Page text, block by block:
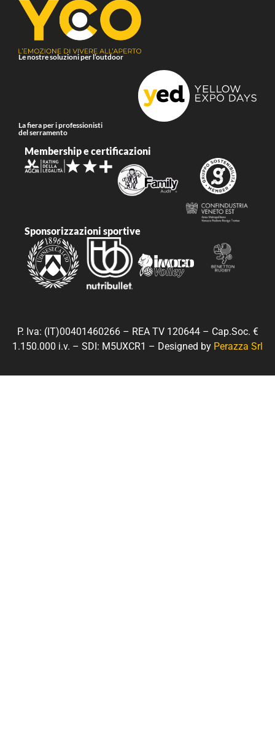
Le nostre soluzioni per l’outdoor
La fiera per i professionisti
del serramento
Membership e certificazioni
Sponsorizzazioni sportive
P. Iva: (IT)00401460266 – REA TV 120644 – Cap.Soc. €
1.150.000 i.v. – SDI: M5UXCR1 – Designed by Perazza Srl